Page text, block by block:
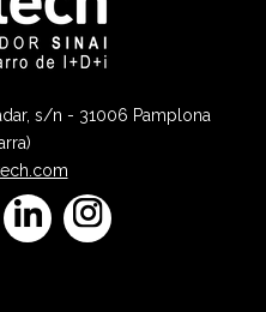
s/n - 31006 Pamplona